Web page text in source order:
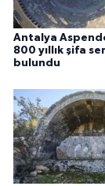
Antalya
800 yıllık şifa
bulundu